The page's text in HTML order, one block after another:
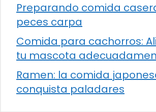
Preparando comida
peces carpa
Comida para cachorros:
tu mascota
Ramen: la comida
conquista paladares